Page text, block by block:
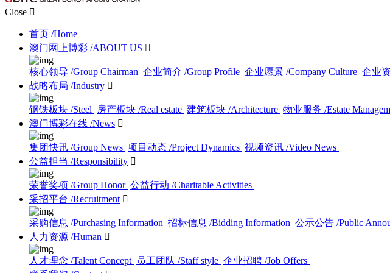
Close 
首页 /Home
澳门网上博彩 /ABOUT US 
核心领导 /Group Chairman 企业简介 /Group Profile 企业愿景 /Company Culture 企业
战略布局 /Industry 
钢铁板块 /Steel 房产板块 /Real estate 建筑板块 /Architecture 物业服务 /Estate
澳门博彩在线 /News 
集团快讯 /Group News 项目动态 /Project Dynamics 视频资讯 /Video News
公益担当 /Responsibility 
荣誉奖项 /Group Honor 公益行动 /Charitable Activities
采招平台 /Recruitment 
采购信息 /Purchasing Information 招标信息 /Bidding Information 公示公告 /Public
人力资源 /Human 
人才理念 /Talent Concept 员工团队 /Staff style 企业招聘 /Job Offers